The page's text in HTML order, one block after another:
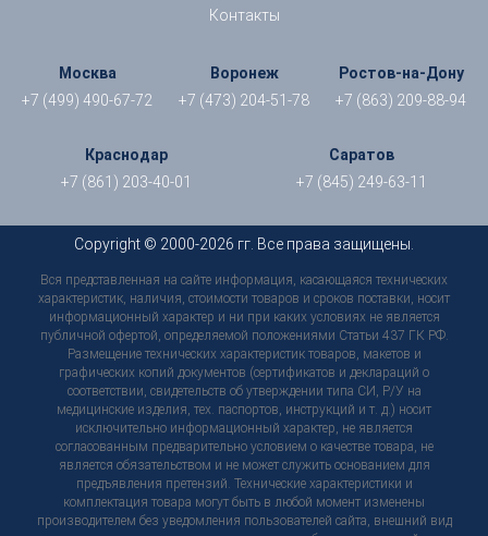
Контакты
Москва
+7 (499) 490-67-72
Воронеж
+7 (473) 204-51-78
Ростов-на-Дону
+7 (863) 209-88-94
Краснодар
+7 (861) 203-40-01
Саратов
+7 (845) 249-63-11
Copyright © 2000-2026 гг. Все права защищены.
Вся представленная на сайте информация, касающаяся технических
характеристик, наличия, стоимости товаров и сроков поставки, носит
информационный характер и ни при каких условиях не является
публичной офертой, определяемой положениями Статьи 437 ГК РФ.
Размещение технических характеристик товаров, макетов и
графических копий документов (сертификатов и деклараций о
соответствии, свидетельств об утверждении типа СИ, Р/У на
медицинские изделия, тех. паспортов, инструкций и т. д.) носит
исключительно информационный характер, не является
согласованным предварительно условием о качестве товара, не
является обязательством и не может служить основанием для
предъявления претензий. Технические характеристики и
комплектация товара могут быть в любой момент изменены
производителем без уведомления пользователей сайта, внешний вид